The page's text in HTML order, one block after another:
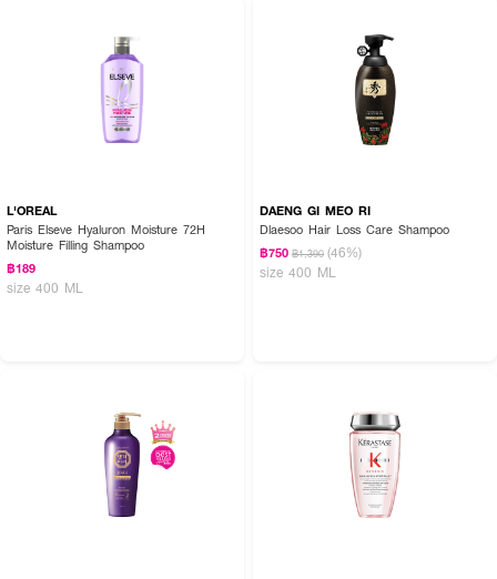
L'OREAL
Paris Elseve Hyaluron Moisture 72H
Moisture Filling Shampoo
฿189
size 400 ML
DAENG GI MEO RI
Dlaesoo Hair Loss Care Shampoo
฿750 ฿1,390 (46%)
size 400 ML